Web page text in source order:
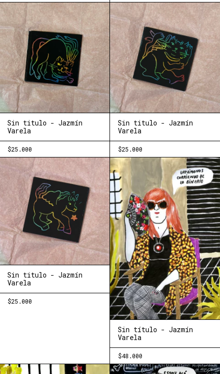
Sin titulo - Jazmín
Varela
$25.000
Sin titulo - Jazmín
Varela
$25.000
Sin titulo - Jazmín
Varela
$25.000
Sin título - Jazmín
Varela
$48.000